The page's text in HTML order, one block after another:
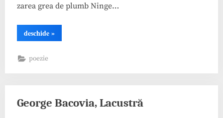
zarea grea de plumb Ninge…
deschide“George
Bacovia,
»
poezie
George Bacovia, Lacustră